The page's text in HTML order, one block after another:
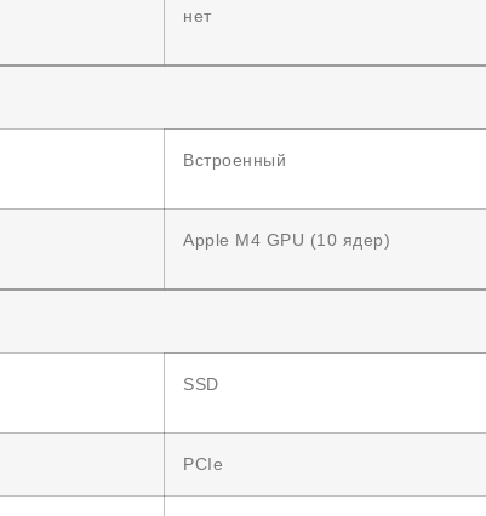
нет
Встроенный
Apple M4 GPU (10 ядер)
SSD
PCIe